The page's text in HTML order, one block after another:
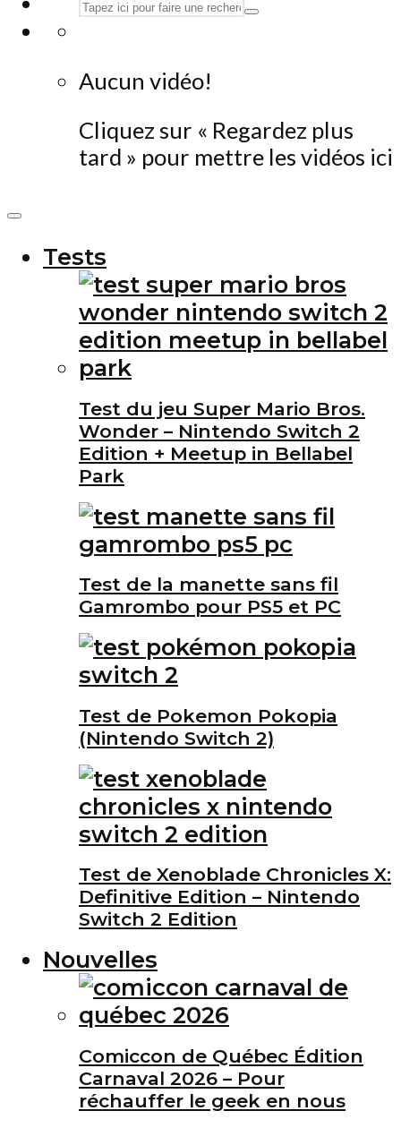
Aucun vidéo!
Cliquez sur « Regardez plus
tard » pour mettre les vidéos ici
Tests
Test du jeu Super Mario Bros.
Wonder – Nintendo Switch 2
Edition + Meetup in Bellabel
Park
Test de la manette sans fil
Gamrombo pour PS5 et PC
Test de Pokemon Pokopia
(Nintendo Switch 2)
Test de Xenoblade Chronicles X:
Definitive Edition – Nintendo
Switch 2 Edition
Nouvelles
Comiccon de Québec Édition
Carnaval 2026 – Pour
réchauffer le geek en nous